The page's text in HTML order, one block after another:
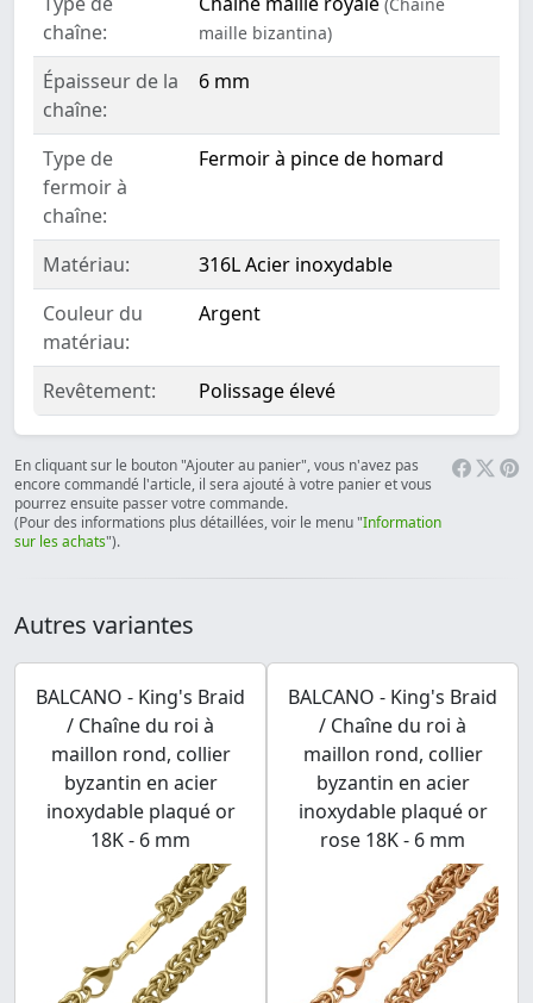
chaîne:
maille bizantina)
Épaisseur de la
chaîne:
6 mm
Type de
fermoir à
chaîne:
Fermoir à pince de homard
Matériau:
316L Acier inoxydable
Couleur du
matériau:
Argent
Revêtement: Polissage élevé
En cliquant sur le bouton "Ajouter au panier", vous n'avez pas
encore commandé l'article, il sera ajouté à votre panier et vous
pourrez ensuite passer votre commande.
(Pour des informations plus détaillées, voir le menu "Information
sur les achats").
Autres variantes
BALCANO - King's Braid
/ Chaîne du roi à
maillon rond, collier
byzantin en acier
inoxydable plaqué or
18K - 6 mm
BALCANO - King's Braid
/ Chaîne du roi à
maillon rond, collier
byzantin en acier
inoxydable plaqué or
rose 18K - 6 mm